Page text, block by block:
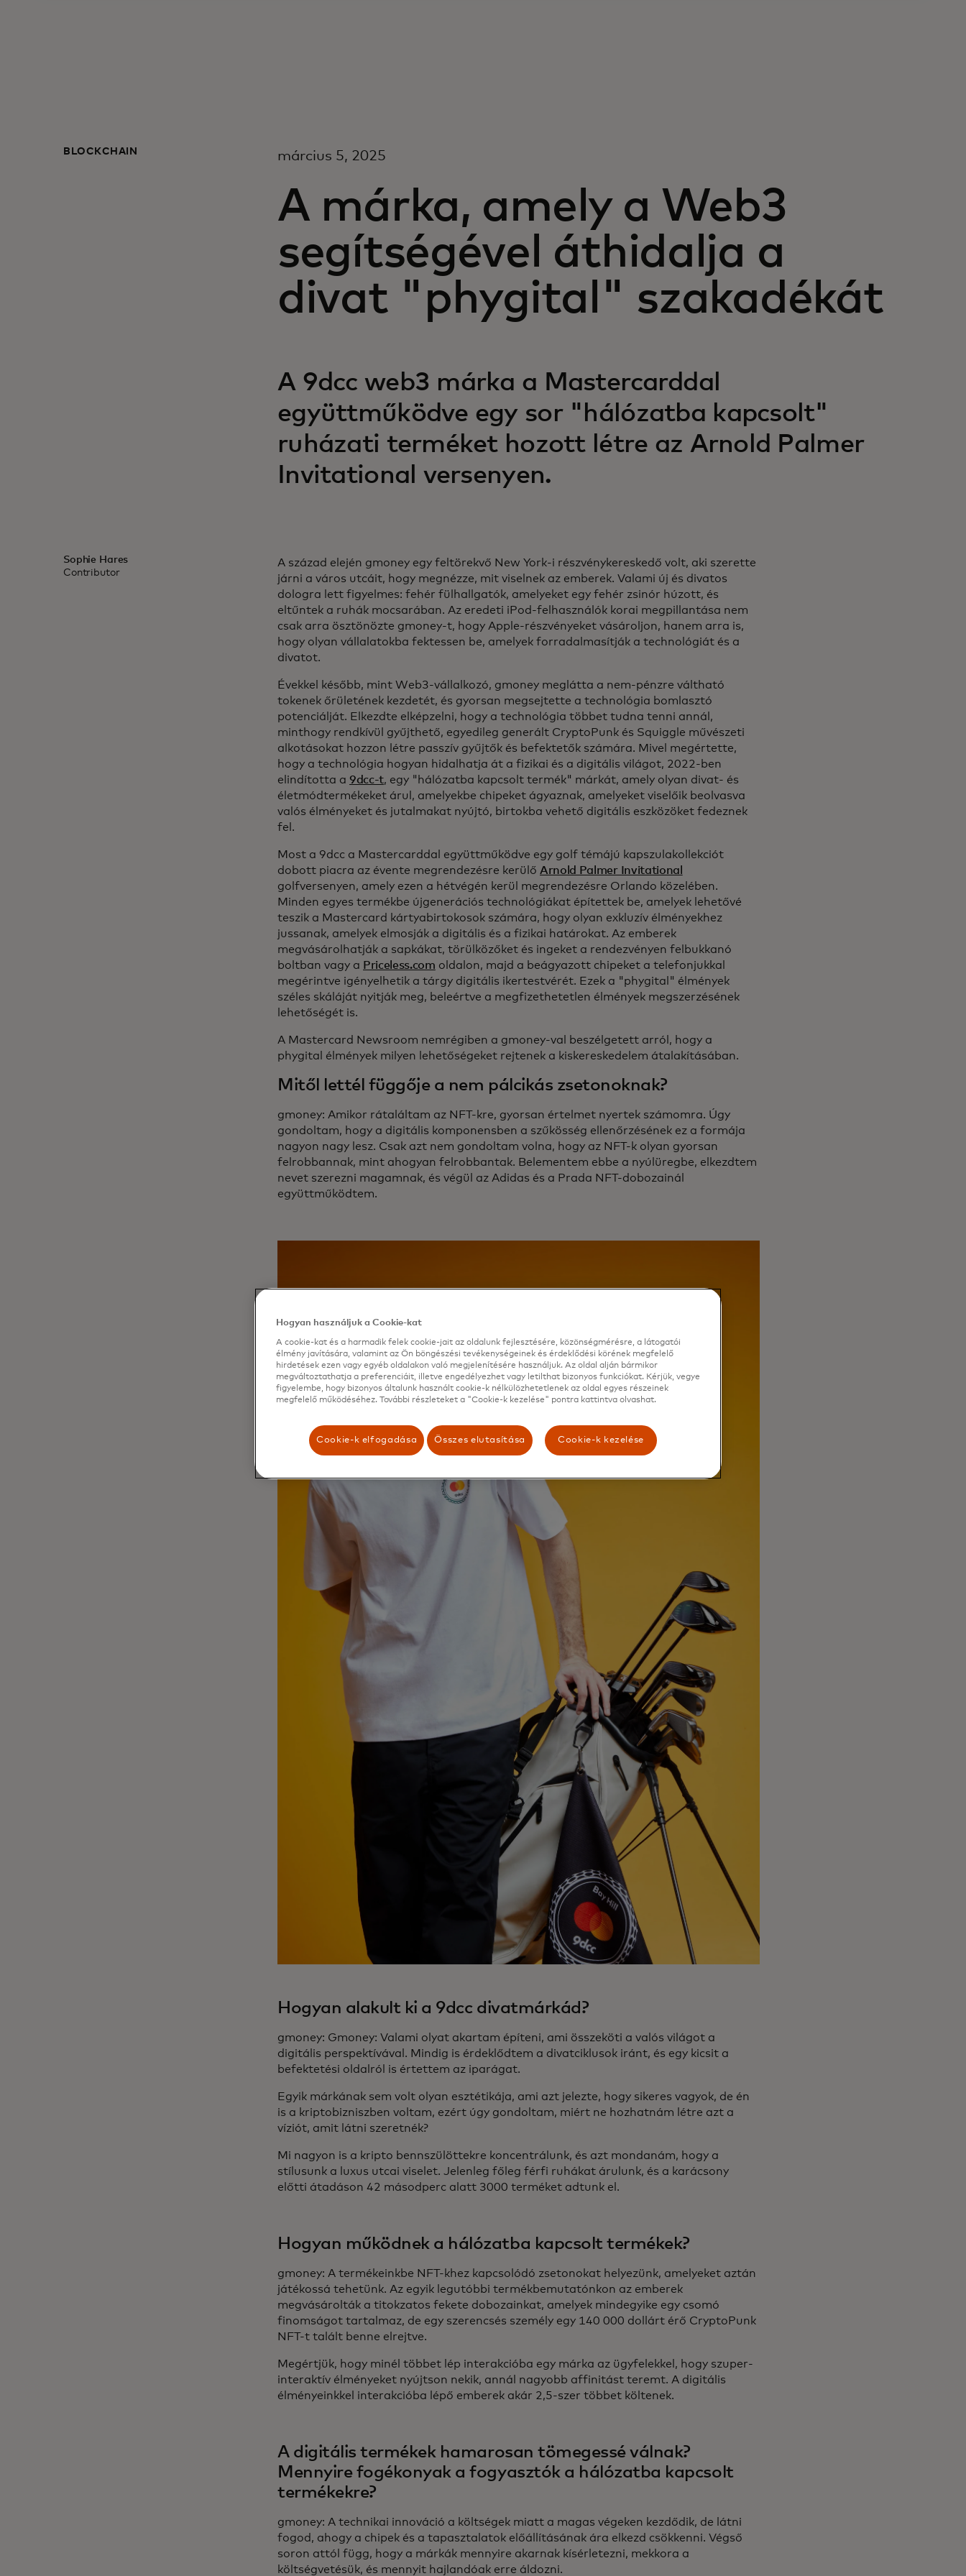
BLOCKCHAIN március 5, 2025
A márka, amely a Web3
segítségével áthidalja a
divat "phygital" szakadékát
A 9dcc web3 márka a Mastercarddal
együttműködve egy sor "hálózatba kapcsolt"
ruházati terméket hozott létre az Arnold Palmer
Invitational versenyen.
Sophie Hares
Contributor
A század elején gmoney egy feltörekvő New York-i részvénykereskedő volt, aki szerette
járni a város utcáit, hogy megnézze, mit viselnek az emberek. Valami új és divatos
dologra lett figyelmes: fehér fülhallgatók, amelyeket egy fehér zsinór húzott, és
eltűntek a ruhák mocsarában. Az eredeti iPod-felhasználók korai megpillantása nem
csak arra ösztönözte gmoney-t, hogy Apple-részvényeket vásároljon, hanem arra is,
hogy olyan vállalatokba fektessen be, amelyek forradalmasítják a technológiát és a
divatot.
Évekkel később, mint Web3-vállalkozó, gmoney meglátta a nem-pénzre váltható
tokenek őrületének kezdetét, és gyorsan megsejtette a technológia bomlasztó
potenciálját. Elkezdte elképzelni, hogy a technológia többet tudna tenni annál,
minthogy rendkívül gyűjthető, egyedileg generált CryptoPunk és Squiggle művészeti
alkotásokat hozzon létre passzív gyűjtők és befektetők számára. Mivel megértette,
hogy a technológia hogyan hidalhatja át a fizikai és a digitális világot, 2022-ben
elindította a 9dcc-t, egy "hálózatba kapcsolt termék" márkát, amely olyan divat- és
életmódtermékeket árul, amelyekbe chipeket ágyaznak, amelyeket viselőik beolvasva
valós élményeket és jutalmakat nyújtó, birtokba vehető digitális eszközöket fedeznek
fel.
Most a 9dcc a Mastercarddal együttműködve egy golf témájú kapszulakollekciót
dobott piacra az évente megrendezésre kerülő Arnold Palmer Invitational
golfversenyen, amely ezen a hétvégén kerül megrendezésre Orlando közelében.
Minden egyes termékbe újgenerációs technológiákat építettek be, amelyek lehetővé
teszik a Mastercard kártyabirtokosok számára, hogy olyan exkluzív élményekhez
jussanak, amelyek elmosják a digitális és a fizikai határokat. Az emberek
megvásárolhatják a sapkákat, törülközőket és ingeket a rendezvényen felbukkanó
boltban vagy a Priceless.com oldalon, majd a beágyazott chipeket a telefonjukkal
megérintve igényelhetik a tárgy digitális ikertestvérét. Ezek a "phygital" élmények
széles skáláját nyitják meg, beleértve a megfizethetetlen élmények megszerzésének
lehetőségét is.
A Mastercard Newsroom nemrégiben a gmoney-val beszélgetett arról, hogy a
phygital élmények milyen lehetőségeket rejtenek a kiskereskedelem átalakításában.
Mitől lettél függője a nem pálcikás zsetonoknak?
gmoney: Amikor rátaláltam az NFT-kre, gyorsan értelmet nyertek számomra. Úgy
gondoltam, hogy a digitális komponensben a szűkösség ellenőrzésének ez a formája
nagyon nagy lesz. Csak azt nem gondoltam volna, hogy az NFT-k olyan gyorsan
felrobbannak, mint ahogyan felrobbantak. Belementem ebbe a nyúlüregbe, elkezdtem
nevet szerezni magamnak, és végül az Adidas és a Prada NFT-dobozainál
együttműködtem.
Hogyan alakult ki a 9dcc divatmárkád?
gmoney: Gmoney: Valami olyat akartam építeni, ami összeköti a valós világot a
digitális perspektívával. Mindig is érdeklődtem a divatciklusok iránt, és egy kicsit a
befektetési oldalról is értettem az iparágat.
Egyik márkának sem volt olyan esztétikája, ami azt jelezte, hogy sikeres vagyok, de én
is a kriptobizniszben voltam, ezért úgy gondoltam, miért ne hozhatnám létre azt a
víziót, amit látni szeretnék?
Mi nagyon is a kripto bennszülöttekre koncentrálunk, és azt mondanám, hogy a
stílusunk a luxus utcai viselet. Jelenleg főleg férfi ruhákat árulunk, és a karácsony
előtti átadáson 42 másodperc alatt 3000 terméket adtunk el.
Hogyan működnek a hálózatba kapcsolt termékek?
gmoney: A termékeinkbe NFT-khez kapcsolódó zsetonokat helyezünk, amelyeket aztán
játékossá tehetünk. Az egyik legutóbbi termékbemutatónkon az emberek
megvásárolták a titokzatos fekete dobozainkat, amelyek mindegyike egy csomó
finomságot tartalmaz, de egy szerencsés személy egy 140 000 dollárt érő CryptoPunk
NFT-t talált benne elrejtve.
Megértjük, hogy minél többet lép interakcióba egy márka az ügyfelekkel, hogy szuper-
interaktív élményeket nyújtson nekik, annál nagyobb affinitást teremt. A digitális
élményeinkkel interakcióba lépő emberek akár 2,5-szer többet költenek.
A digitális termékek hamarosan tömegessé válnak?
Mennyire fogékonyak a fogyasztók a hálózatba kapcsolt
termékekre?
gmoney: A technikai innováció a költségek miatt a magas végeken kezdődik, de látni
fogod, ahogy a chipek és a tapasztalatok előállításának ára elkezd csökkenni. Végső
soron attól függ, hogy a márkák mennyire akarnak kísérletezni, mekkora a
költségvetésük, és mennyit hajlandóak erre áldozni.
Hogyan használjuk a Cookie-kat
A cookie-kat és a harmadik felek cookie-jait az oldalunk fejlesztésére, közönségmérésre, a látogatói
élmény javítására, valamint az Ön böngészési tevékenységeinek és érdeklődési körének megfelelő
hirdetések ezen vagy egyéb oldalakon való megjelenítésére használjuk. Az oldal alján bármikor
megváltoztathatja a preferenciáit, illetve engedélyezhet vagy letilthat bizonyos funkciókat. Kérjük, vegye
figyelembe, hogy bizonyos általunk használt cookie-k nélkülözhetetlenek az oldal egyes részeinek
megfelelő működéséhez. További részleteket a "Cookie-k kezelése" pontra kattintva olvashat.
Cookie-k elfogadása Összes elutasítása Cookie-k kezelése